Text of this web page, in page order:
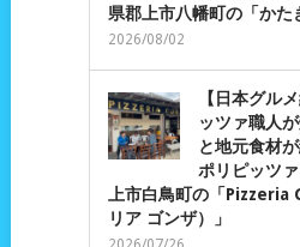
県郡上市八幡町の「かた
2026/08/02
【日本グル
ッツァ職人
と地元食材
ポリピッツ
上市白鳥町の「Pizzeria
リア ゴンザ）」